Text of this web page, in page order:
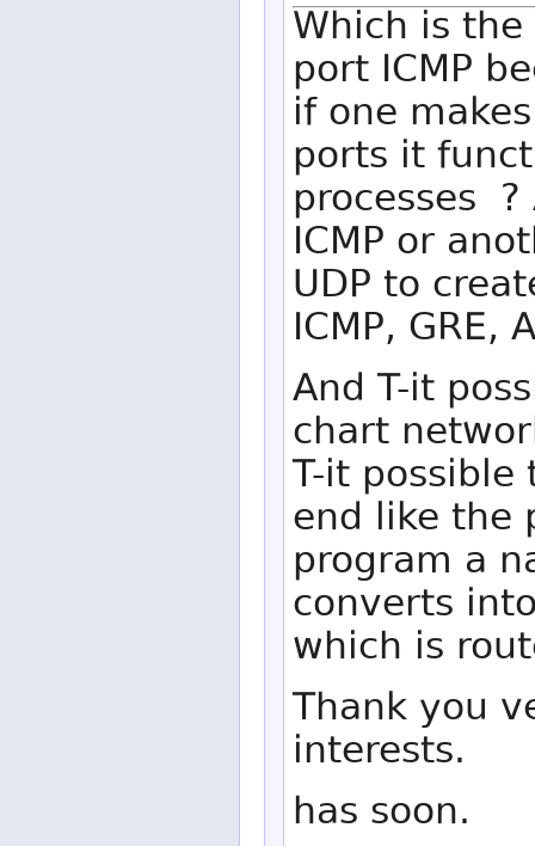
Which is
port ICMP
if one
ports it
processes
ICMP or
UDP to
ICMP, GRE,
And T-it
chart
T-it
end like the
program a
converts
which is
Thank you
interests.
has soon.